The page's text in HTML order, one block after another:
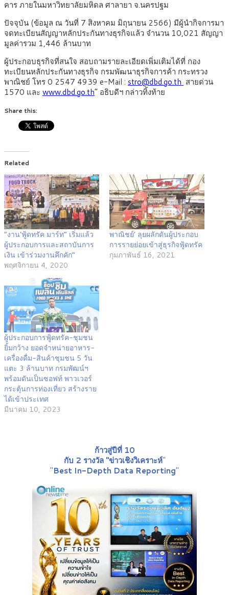
คาร ภายในมหาวิทยาลัยมหิดล ศาลายา จ.นครปฐม
ปัจจุบัน (ข้อมูล ณ วันที่ 7 สิงหาคม มิถุนายน 2566) มีผู้นำกิจการมา
จดทะเบียนสัญญาหลักประกันทางธุรกิจแล้ว จำนวน 10,021 สัญญา
มูลค่ารวม 1,446 ล้านบาท
ผู้ประกอบธุรกิจที่สนใจ สอบถามรายละเอียดเพิ่มเติมได้ที่ กอง
ทะเบียนหลักประกันทางธุรกิจ กรมพัฒนาธุรกิจการค้า กระทรวง
พาณิชย์ โทร 0 2547 4939 e-Mail : stro@dbd.go.th สายด่วน
1570 และ www.dbd.go.th” อธิบดีฯ กล่าวทิ้งท้าย
Share this:
Related
“งาน‘ฟู้ดทรัค มาร์ท” เริ่มแล้ว
ผู้ประกอบการและสถาบันการ
เงิน เข้าร่วมงานคึกคัก”
พฤศจิกายน 4, 2020
พาณิชย์’ ลุยผลักดันผู้ประกอบ
การรายย่อยเข้าสู่ธุรกิจฟู้ดทรัค
กุมภาพันธ์ 16, 2021
ผู้ประกอบการฟู้ดทรัค-ชุมชน
ยิ้มกว้าง ยอดจำหน่ายอาหาร-
เครื่องดื่ม-สินค้าชุมชน 5 วัน
แตะ 3 ล้านบาท กรมพัฒน์ฯ
พร้อมดันเป็นซอฟท์ พาวเวอร์
กระตุ้นการท่องเที่ยว สร้างราย
ได้เข้าประเทศ
มีนาคม 10, 2023
ก้าวสู่ปีที่ 10
กับ 2 รางวัล "ข่าวเชิงวิเคราะห์"
"Best In-Depth Data Reporting"